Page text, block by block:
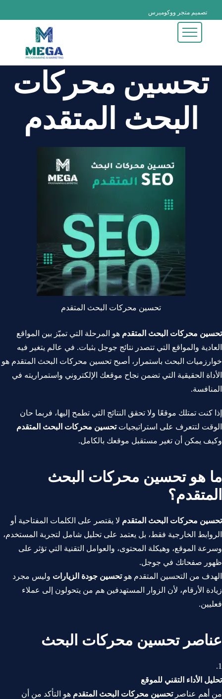
تصميم متجر ووكوميرس
تصميم متجر شوبيفاي
تصميم متجر PHP
تصميم الهوية البصرية
تصميم وبرمجة المتاجر الكترونية
تصميم وبرمجة الأنظمة التجارية والإدارية
تحسين محركات
البحث المتقدم
تحسين محركات البحث المتقدم
تحسين محركات البحث المتقدم هو المرحلة التي تميّز بين المواقع
العادية والمواقع التي تتصدر نتائج جوجل بثبات. في عالم يتغير فيه
خوارزميات البحث باستمرار، أصبح تحسين محركات البحث المتقدم هو
الأداة الحقيقية التي تضمن نجاح موقعك الإلكتروني واستمراريته في
المنافسة.
إذا كنت تمتلك موقعًا ولا تحقق النتائج التي تطمح إليها، فربما حان
الوقت لتتعرف على استراتيجياتتحسين محركات البحث المتقدم
وكيف يمكن أن تغير مستقبل موقعك بالكامل.
ما هو تحسين محركات البحث
المتقدم؟
تحسين محركات البحث المتقدم لا يقتصر على الكلمات المفتاحية أو
الروابط الخارجية فقط، بل يعتمد على تحليل شامل لتجربة المستخدم،
وسرعة الموقع، وهيكلة المحتوى، والعوامل التقنية التي تؤثر على
ظهور صفحاتك في جوجل.
الهدف من التحسين المتقدم هوتحسين جودة الزيارات وليس مجرد
زيادة الأرقام، لأن الزوار المستهدفين هم من يتحولون إلى عملاء
فعليين.
عناصر تحسين محركات البحث
تحليل الأداء التقني للموقع
من أهم عناصرتحسين محركات البحث المتقدم هو التأكد من أن